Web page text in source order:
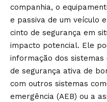
companhia, o
e passiva de um veículo
cinto de segurança em
impacto potencial. Ele
informação dos
de segurança ativa de
com outros sistemas
emergência (AEB) ou a